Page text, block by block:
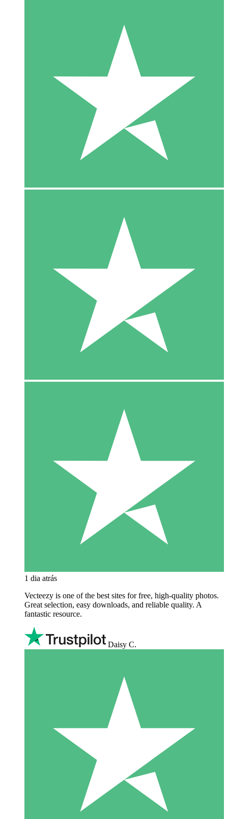
1 dia atrás
Vecteezy is one of the best sites for free, high‑quality photos.
Great selection, easy downloads, and reliable quality. A
fantastic resource.
Daisy C.